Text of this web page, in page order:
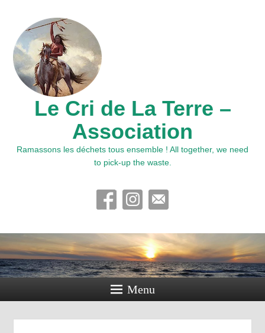
Le Cri de La Terre –
Association
Ramassons les déchets tous ensemble ! All together, we need
to pick-up the waste.
Menu